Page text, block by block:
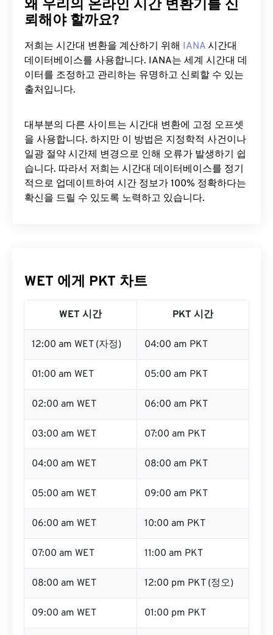
왜 우리의 온라인 시간 변환기를 신
뢰해야 할까요?
저희는 시간대 변환을 계산하기 위해 IANA 시간대
데이터베이스를 사용합니다. IANA는 세계 시간대 데
이터를 조정하고 관리하는 유명하고 신뢰할 수 있는
출처입니다.
대부분의 다른 사이트는 시간대 변환에 ​​고정 오프셋
을 사용합니다. 하지만 이 방법은 지정학적 사건이나
일광 절약 시간제 변경으로 인해 오류가 발생하기 쉽
습니다. 따라서 저희는 시간대 데이터베이스를 정기
적으로 업데이트하여 시간 정보가 100% 정확하다는
확신을 드릴 수 있도록 노력하고 있습니다.
WET 에게 PKT 차트
WET 시간 PKT 시간
12:00 am WET (자정) 04:00 am PKT
01:00 am WET 05:00 am PKT
02:00 am WET 06:00 am PKT
03:00 am WET 07:00 am PKT
04:00 am WET 08:00 am PKT
05:00 am WET 09:00 am PKT
06:00 am WET 10:00 am PKT
07:00 am WET 11:00 am PKT
08:00 am WET 12:00 pm PKT (정오)
09:00 am WET 01:00 pm PKT